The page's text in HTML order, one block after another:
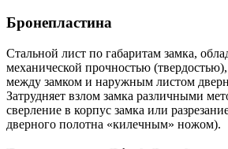
Бронепластина
Стальной лист по габаритам замка,
механической прочностью
между замком и наружным листом
Затрудняет взлом замка различными
сверление в корпус замка или
дверного полотна «килечным» ножом).